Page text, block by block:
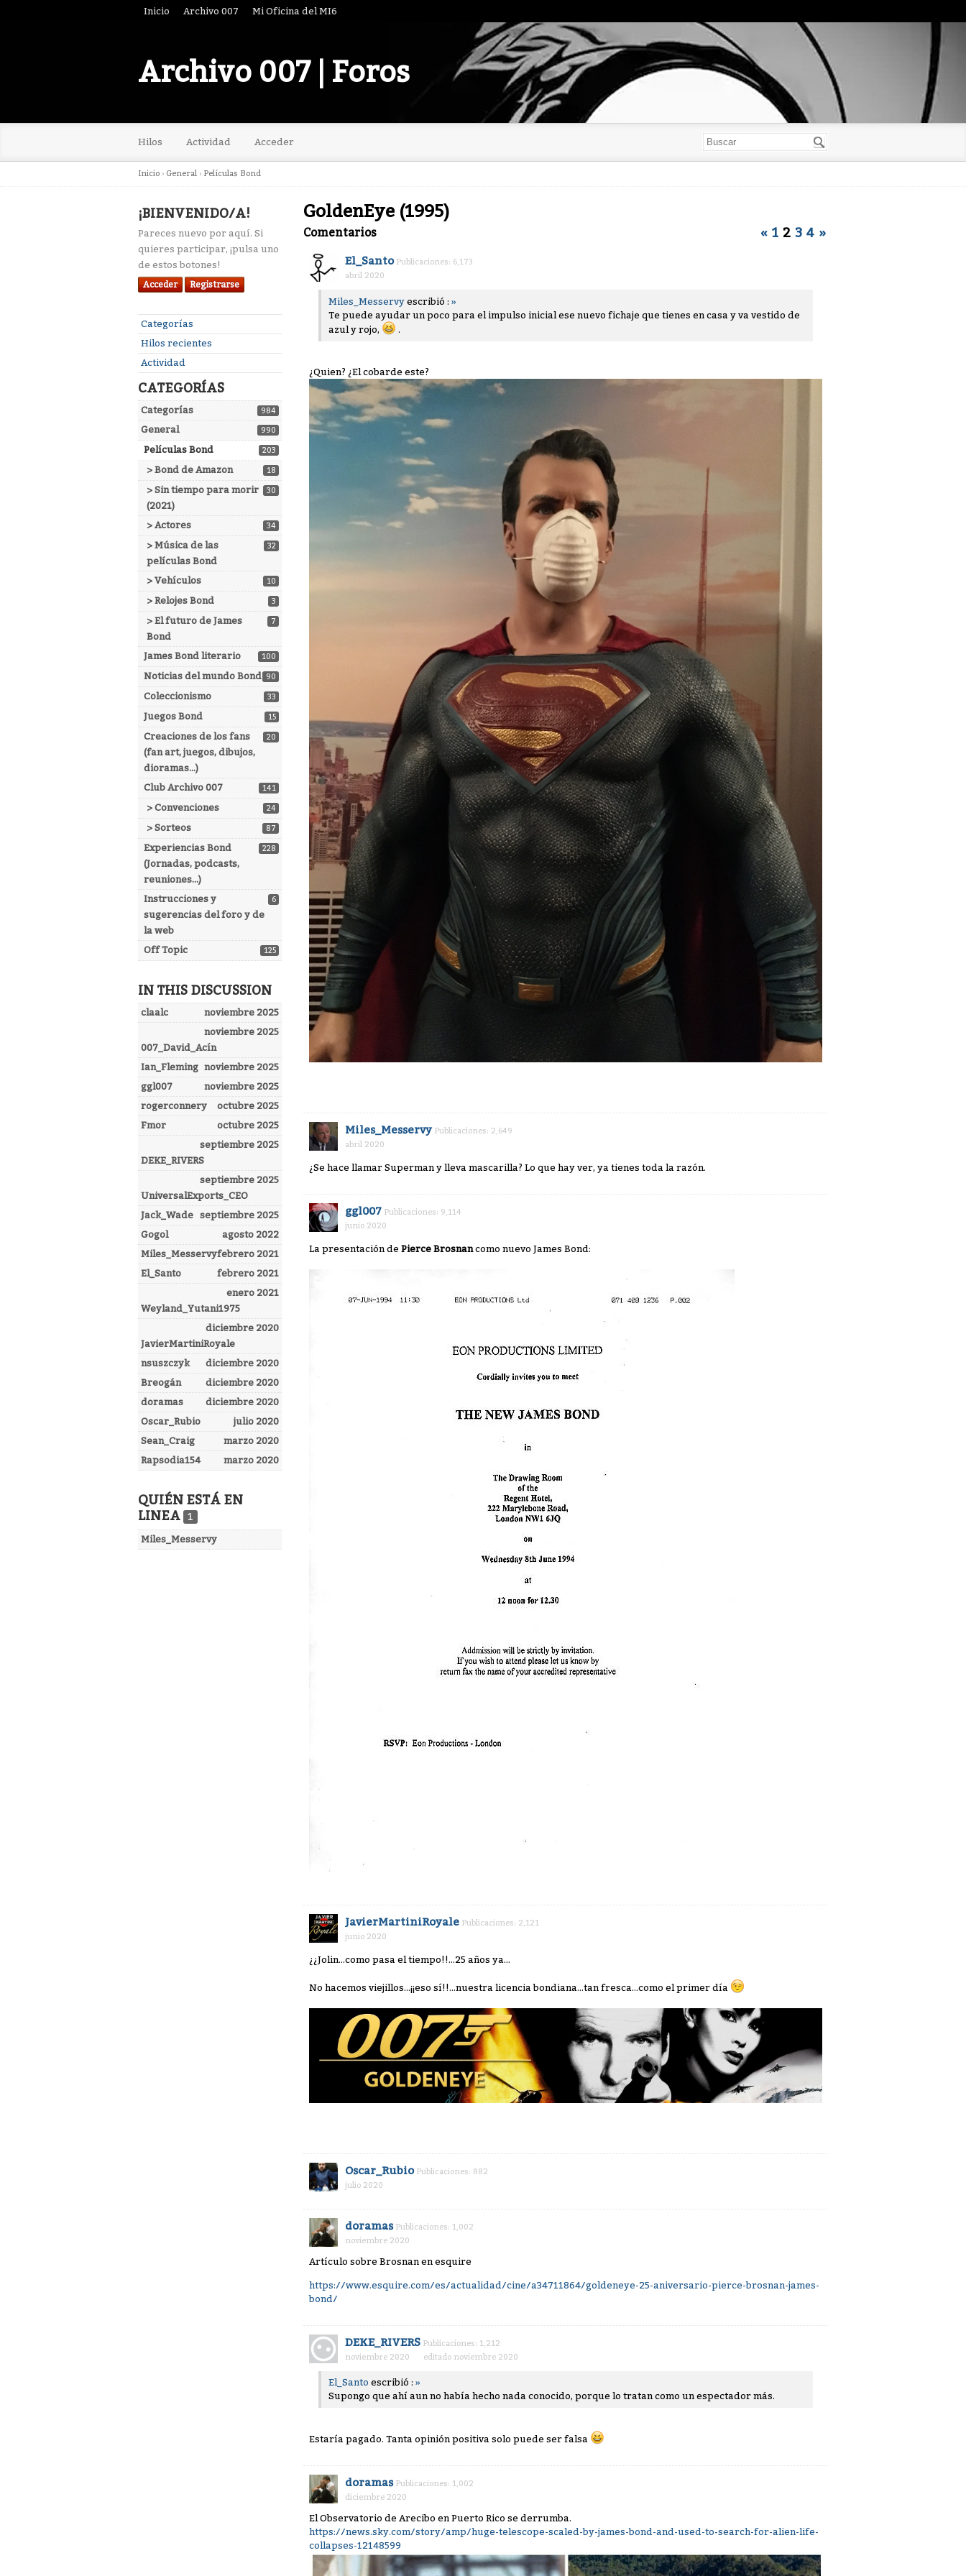
Inicio Archivo 007 Mi Oficina del MI6
Archivo 007 | Foros
Hilos Actividad Acceder
Inicio › General › Películas Bond
¡BIENVENIDO/A!
Pareces nuevo por aquí. Si
quieres participar, ¡pulsa uno
de estos botones!
Acceder Registrarse
Enlaces
rápidos
Categorías
Hilos recientes
Actividad
CATEGORÍAS
984
Categorías
990
General
203
Películas Bond
18
> Bond de Amazon
30
> Sin tiempo para morir
(2021)
34
> Actores
32
> Música de las
películas Bond
10
> Vehículos
3
> Relojes Bond
7
> El futuro de James
Bond
100
James Bond literario
90
Noticias del mundo Bond
33
Coleccionismo
15
Juegos Bond
20
Creaciones de los fans
(fan art, juegos, dibujos,
dioramas...)
141
Club Archivo 007
24
> Convenciones
87
> Sorteos
228
Experiencias Bond
(Jornadas, podcasts,
reuniones...)
6
Instrucciones y
sugerencias del foro y de
la web
125
Off Topic
IN THIS DISCUSSION
noviembre 2025
claalc
noviembre 2025
007_David_Acín
noviembre 2025
Ian_Fleming
noviembre 2025
ggl007
octubre 2025
rogerconnery
octubre 2025
Fmor
septiembre 2025
DEKE_RIVERS
septiembre 2025
UniversalExports_CEO
septiembre 2025
Jack_Wade
agosto 2022
Gogol
febrero 2021
Miles_Messervy
febrero 2021
El_Santo
enero 2021
Weyland_Yutani1975
diciembre 2020
JavierMartiniRoyale
diciembre 2020
nsuszczyk
diciembre 2020
Breogán
diciembre 2020
doramas
julio 2020
Oscar_Rubio
marzo 2020
Sean_Craig
marzo 2020
Rapsodia154
QUIÉN ESTÁ EN
LINEA 1
Miles_Messervy
GoldenEye (1995)
« 1 2 3 4 »
Comentarios
El_Santo Publicaciones: 6,173
abril 2020
Miles_Messervy escribió : »
Te puede ayudar un poco para el impulso inicial ese nuevo fichaje que tienes en casa y va vestido de
azul y rojo,
.
¿Quien? ¿El cobarde este?
Miles_Messervy Publicaciones: 2,649
abril 2020
¿Se hace llamar Superman y lleva mascarilla? Lo que hay ver, ya tienes toda la razón.
ggl007 Publicaciones: 9,114
junio 2020
La presentación de Pierce Brosnancomo nuevo James Bond:
JavierMartiniRoyale Publicaciones: 2,121
junio 2020
¿¿Jolin...como pasa el tiempo!!...25 años ya...
No hacemos viejillos...¡¡eso sí!!...nuestra licencia bondiana...tan fresca...como el primer día
Oscar_Rubio Publicaciones: 882
julio 2020
doramas Publicaciones: 1,002
noviembre 2020
Artículo sobre Brosnan en esquire
https://www.esquire.com/es/actualidad/cine/a34711864/goldeneye-25-aniversario-pierce-brosnan-james-
bond/
DEKE_RIVERS Publicaciones: 1,212
noviembre 2020
editado noviembre 2020
El_Santo escribió : »
Supongo que ahí aun no había hecho nada conocido, porque lo tratan como un espectador más.
Estaría pagado. Tanta opinión positiva solo puede ser falsa
doramas Publicaciones: 1,002
diciembre 2020
El Observatorio de Arecibo en Puerto Rico se derrumba.
https://news.sky.com/story/amp/huge-telescope-scaled-by-james-bond-and-used-to-search-for-alien-life-
collapses-12148599